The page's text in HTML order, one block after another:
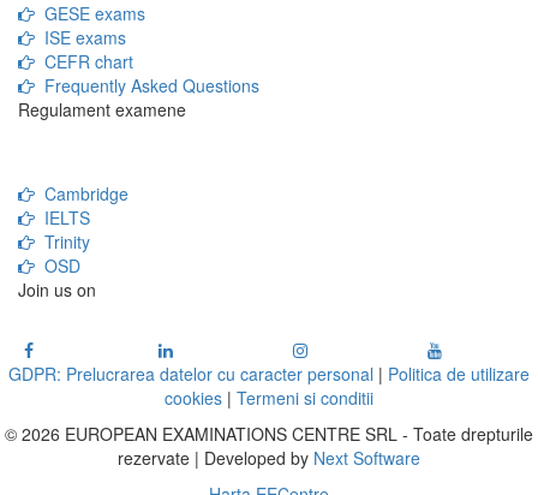
GESE exams
ISE exams
CEFR chart
Frequently Asked Questions
Regulament examene
Cambridge
IELTS
Trinity
OSD
Join us on
GDPR: Prelucrarea datelor cu caracter personal | Politica de utilizare
cookies | Termeni si conditii
© 2026 EUROPEAN EXAMINATIONS CENTRE SRL - Toate drepturile
rezervate | Developed by Next Software